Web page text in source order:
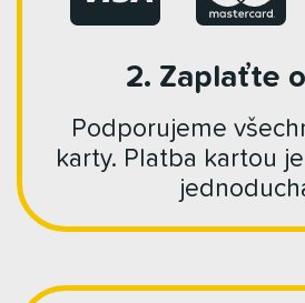
2. Zaplaťte
Podporujeme
karty. Platba kartou